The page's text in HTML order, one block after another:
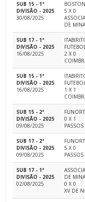
SUB 15 - 1ª
DIVISÃO - 2025
30/08/2025
5 X 0
DE
SUB 17 - 1ª
DIVISÃO - 2025
16/08/2025
2 X 0
SUB 15 - 1ª
DIVISÃO - 2025
16/08/2025
1 X 1
SUB 15 - 2ª
DIVISÃO - 2025
09/08/2025
0 X 1
SUB 17 - 2ª
DIVISÃO - 2025
09/08/2025
5 X 0
SUB 17 - 1ª
DIVISÃO - 2025
02/08/2025
DE
0 X 0
XV DE